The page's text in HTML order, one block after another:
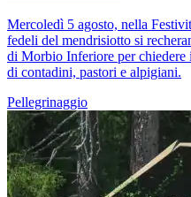
Mercoledì 5 agosto, nella
fedeli del mendrisiotto si
di Morbio Inferiore per
di contadini, pastori e alpigiani.
Pellegrinaggio